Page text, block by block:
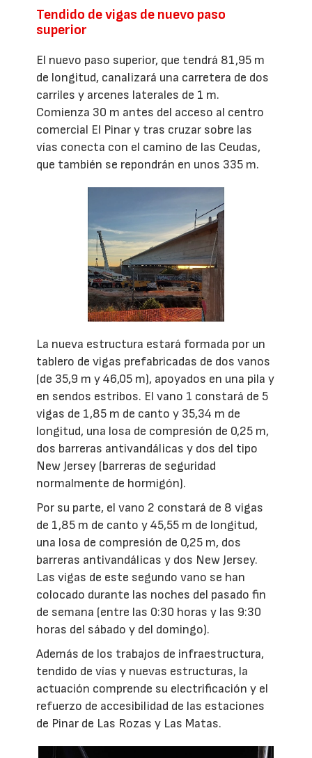
Tendido de vigas de nuevo paso
superior
El nuevo paso superior, que tendrá 81,95 m
de longitud, canalizará una carretera de dos
carriles y arcenes laterales de 1 m.
Comienza 30 m antes del acceso al centro
comercial El Pinar y tras cruzar sobre las
vías conecta con el camino de las Ceudas,
que también se repondrán en unos 335 m.
La nueva estructura estará formada por un
tablero de vigas prefabricadas de dos vanos
(de 35,9 m y 46,05 m), apoyados en una pila y
en sendos estribos. El vano 1 constará de 5
vigas de 1,85 m de canto y 35,34 m de
longitud, una losa de compresión de 0,25 m,
dos barreras antivandálicas y dos del tipo
New Jersey (barreras de seguridad
normalmente de hormigón).
Por su parte, el vano 2 constará de 8 vigas
de 1,85 m de canto y 45,55 m de longitud,
una losa de compresión de 0,25 m, dos
barreras antivandálicas y dos New Jersey.
Las vigas de este segundo vano se han
colocado durante las noches del pasado fin
de semana (entre las 0:30 horas y las 9:30
horas del sábado y del domingo).
Además de los trabajos de infraestructura,
tendido de vías y nuevas estructuras, la
actuación comprende su electrificación y el
refuerzo de accesibilidad de las estaciones
de Pinar de Las Rozas y Las Matas.